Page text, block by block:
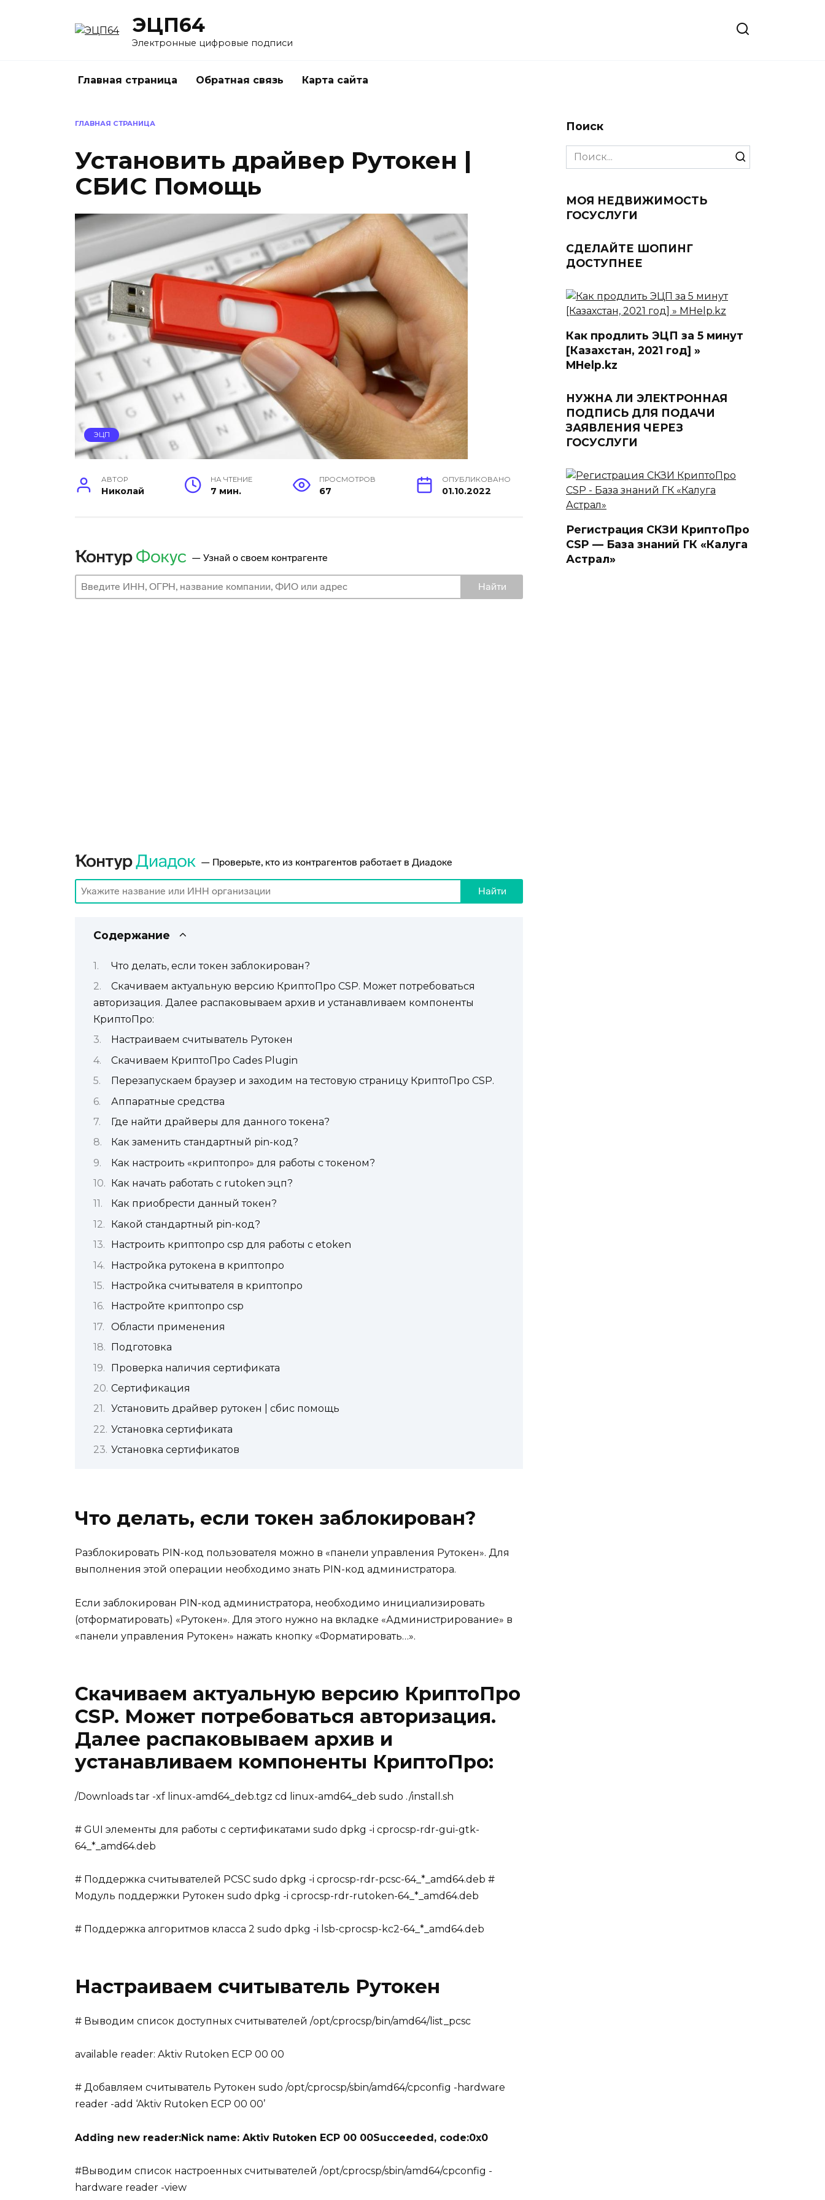
ЭЦП64
Электронные цифровые подписи
Главная страница Обратная связь Карта сайта
ГЛАВНАЯ СТРАНИЦА
Установить драйвер Рутокен |
СБИС Помощь
ЭЦП
АВТОР
Николай
НА ЧТЕНИЕ
7 мин.
ПРОСМОТРОВ
67
ОПУБЛИКОВАНО
01.10.2022
Содержание
Что делать, если токен заблокирован?
Скачиваем актуальную версию КриптоПро CSP. Может потребоваться
авторизация. Далее распаковываем архив и устанавливаем компоненты
КриптоПро:
Настраиваем считыватель Рутокен
Скачиваем КриптоПро Cades Plugin
Перезапускаем браузер и заходим на тестовую страницу КриптоПро CSP.
Аппаратные средства
Где найти драйверы для данного токена?
Как заменить стандартный pin-код?
Как настроить «криптопро» для работы с токеном?
Как начать работать с rutoken эцп?
Как приобрести данный токен?
Какой стандартный pin-код?
Настроить криптопро csp для работы с etoken
Настройка рутокена в криптопро
Настройка считывателя в криптопро
Настройте криптопро csp
Области применения
Подготовка
Проверка наличия сертификата
Сертификация
Установить драйвер рутокен | сбис помощь
Установка сертификата
Установка сертификатов
Что делать, если токен заблокирован?
Разблокировать PIN-код пользователя можно в «панели управления Рутокен». Для
выполнения этой операции необходимо знать PIN-код администратора.
Если заблокирован PIN-код администратора, необходимо инициализировать
(отформатировать) «Рутокен». Для этого нужно на вкладке «Администрирование» в
«панели управления Рутокен» нажать кнопку «Форматировать…».
Скачиваем актуальную версию КриптоПро
CSP. Может потребоваться авторизация.
Далее распаковываем архив и
устанавливаем компоненты КриптоПро:
/Downloads tar -xf linux-amd64_deb.tgz cd linux-amd64_deb sudo ./install.sh
# GUI элементы для работы с сертификатами sudo dpkg -i cprocsp-rdr-gui-gtk-
64_*_amd64.deb
# Поддержка считывателей PCSC sudo dpkg -i cprocsp-rdr-pcsc-64_*_amd64.deb #
Модуль поддержки Рутокен sudo dpkg -i cprocsp-rdr-rutoken-64_*_amd64.deb
# Поддержка алгоритмов класса 2 sudo dpkg -i lsb-cprocsp-kc2-64_*_amd64.deb
Настраиваем считыватель Рутокен
# Выводим список доступных считывателей /opt/cprocsp/bin/amd64/list_pcsc
available reader: Aktiv Rutoken ECP 00 00
# Добавляем считыватель Рутокен sudo /opt/cprocsp/sbin/amd64/cpconfig -hardware
reader -add ‘Aktiv Rutoken ECP 00 00’
Adding new reader:Nick name: Aktiv Rutoken ECP 00 00Succeeded, code:0x0
#Выводим список настроенных считывателей /opt/cprocsp/sbin/amd64/cpconfig -
hardware reader -view
Поиск
Search
for:
МОЯ НЕДВИЖИМОСТЬ
ГОСУСЛУГИ
СДЕЛАЙТЕ ШОПИНГ
ДОСТУПНЕЕ
Как продлить ЭЦП за 5 минут
[Казахстан, 2021 год] »
MHelp.kz
НУЖНА ЛИ ЭЛЕКТРОННАЯ
ПОДПИСЬ ДЛЯ ПОДАЧИ
ЗАЯВЛЕНИЯ ЧЕРЕЗ
ГОСУСЛУГИ
Регистрация СКЗИ КриптоПро
CSP — База знаний ГК «Калуга
Астрал»